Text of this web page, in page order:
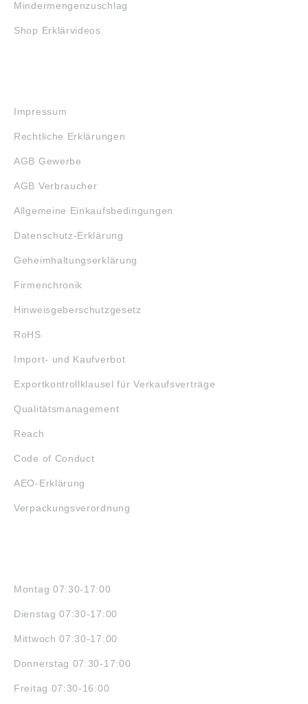
Mindermengenzuschlag
Shop Erklärvideos
Impressum
Rechtliche Erklärungen
AGB Gewerbe
AGB Verbraucher
Allgemeine Einkaufsbedingungen
Datenschutz-Erklärung
Geheimhaltungserklärung
Firmenchronik
Hinweisgeberschutzgesetz
RoHS
Import- und Kaufverbot
Exportkontrollklausel für Verkaufsverträge
Qualitätsmanagement
Reach
Code of Conduct
AEO-Erklärung
Verpackungsverordnung
Montag 07:30-17:00
Dienstag 07:30-17:00
Mittwoch 07:30-17:00
Donnerstag 07:30-17:00
Freitag 07:30-16:00